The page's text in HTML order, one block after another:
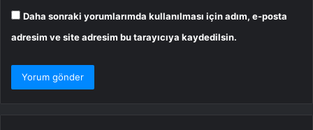
Daha sonraki yorumlarımda kullanılması için adım, e-posta
adresim ve site adresim bu tarayıcıya kaydedilsin.